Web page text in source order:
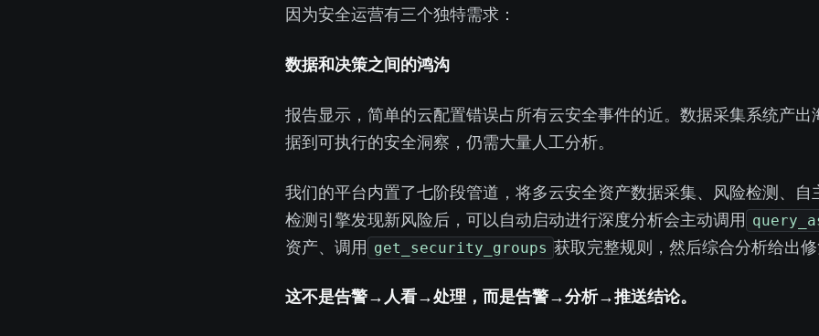
因为安全运营有三个独特需求：
1. 数据和决策之间的鸿沟
CrowdStrike 2024 报告显示，简单的云配置错误占所有云安全事件的近 70%。数据采集系统
据到可执行的安全洞察，仍需大量人工分析。
我们的平台内置了七阶段 ETL 管道，将多云安全资产数据采集、CSPM 风险检测、Agent
检测引擎发现新风险后，可以自动启动 Agent 进行深度分析——Agent 会主动调用
资产、调用 get_security_groups 获取完整规则，然后综合分析给出修
这不是”告警→人看→处理”，而是”告警→Agent 分析→推送结论”。